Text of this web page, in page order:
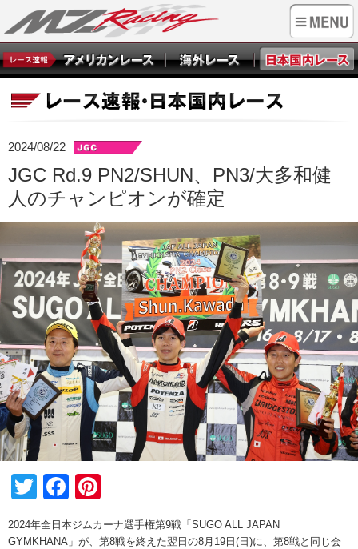
2024/08/22
JGC Rd.9 PN2/SHUN、PN3/大多和健
人のチャンピオンが確定
TwitterFacebook
2024年全日本ジムカーナ選手権第9戦「SUGO ALL JAPAN
GYMKHANA」が、第8戦を終えた翌日の8月19日(日)に、第8戦と同じ会